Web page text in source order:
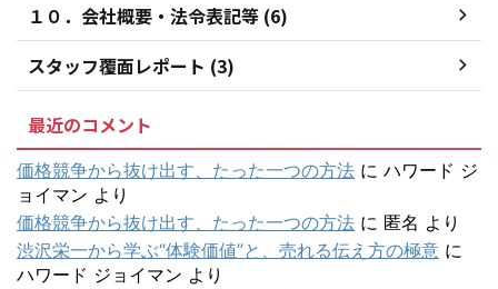
１０．会社概要・法令表記等 (6)
スタッフ覆面レポート (3)
最近のコメント
価格競争から抜け出す、たった一つの方法 に ハワード ジ
ョイマン より
価格競争から抜け出す、たった一つの方法 に 匿名 より
渋沢栄一から学ぶ“体験価値”と、売れる伝え方の極意 に
ハワード ジョイマン より